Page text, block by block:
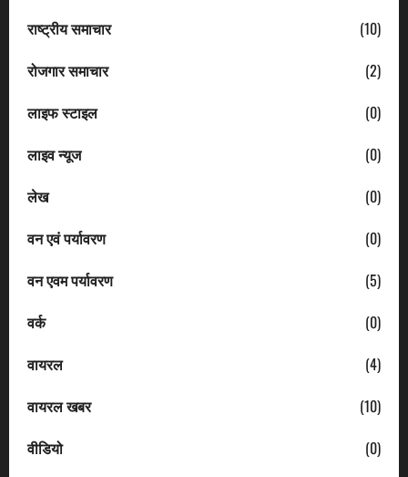
राष्ट्रीय समाचार
(10)
रोजगार समाचार
(2)
लाइफ स्टाइल
(0)
लाइव न्यूज
(0)
लेख
(0)
वन एवं पर्यावरण
(0)
वन एवम पर्यावरण
(5)
वर्क
(0)
वायरल
(4)
वायरल खबर
(10)
वीडियो
(0)